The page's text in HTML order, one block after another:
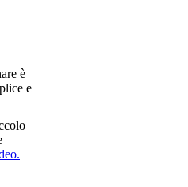
è
e